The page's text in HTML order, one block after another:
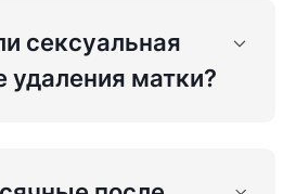
сексуальная
удаления матки?